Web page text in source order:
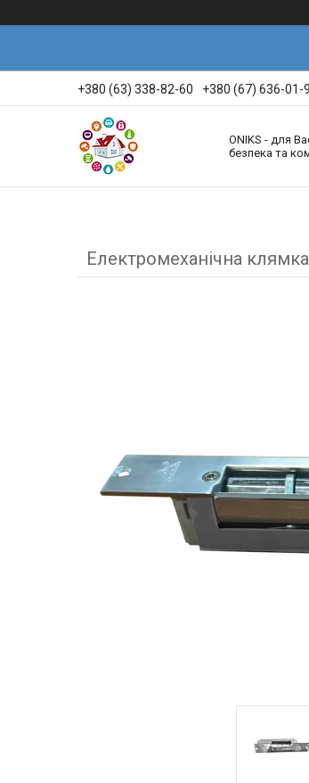
+380 (63) 338-82-60 +380 (67) 636-01-
ONIKS - для
безпека та
Електромеханічна